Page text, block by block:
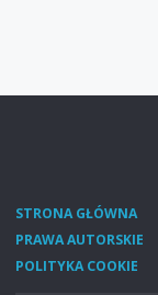
STRONA GŁÓWNA
PRAWA AUTORSKIE
POLITYKA COOKIE